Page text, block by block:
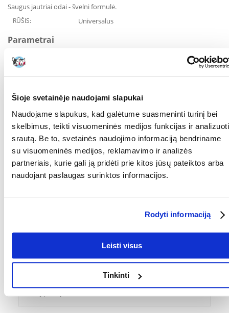
Šioje svetainėje naudojami slapukai
Naudojame slapukus, kad galėtume suasmeninti turinį bei
skelbimus, teikti visuomeninės medijos funkcijas ir analizuoti
srautą. Be to, svetainės naudojimo informaciją bendriname
su visuomeninės medijos, reklamavimo ir analizės
partneriais, kurie gali ją pridėti prie kitos jūsų pateiktos arba
naudojant paslaugas surinktos informacijos.
Rodyti informaciją
Leisti visus
Tinkinti
Saugus jautriai odai - švelni formulė.
RŪŠIS: Universalus
Parametrai
TŪRIS (ML):
PASKIRTIS: Jautriai odai
Kokios yra prekių vertinimo taisyklės?
Produktą gali vertinti tik registruoti FERA.LT klientai, kurie jį
įsigijo. Žvaigždučių įvertinimas yra visų įvertinimų vidurkis.
PARAŠYTI ATSILIEPIMĄ
Grażyna išdavimo data 2021/02/01